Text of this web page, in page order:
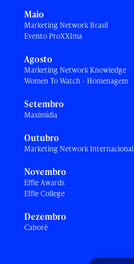
Maio
Marketing Network Brasil
Evento ProXXIma
Agosto
Marketing Network Knowledge
Women To Watch - Homenagem
Setembro
Maximídia
Outubro
Marketing Network Internacional
Novembro
Effie Awards
Effie College
Dezembro
Caboré